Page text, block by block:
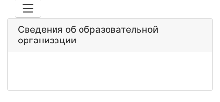
Сведения об образовательной
организации